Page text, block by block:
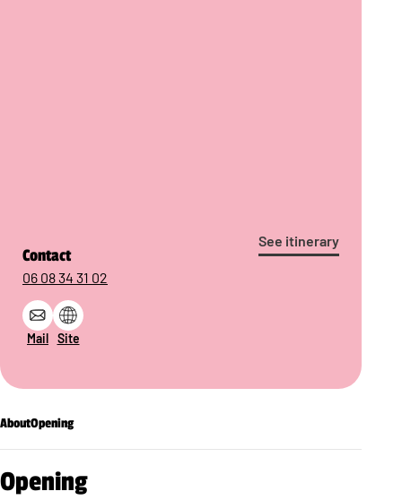
See itinerary
Contact
06 08 34 31 02
Mail Site
AboutOpening
Opening